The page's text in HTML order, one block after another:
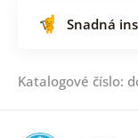
Snadná
Katalogové číslo: